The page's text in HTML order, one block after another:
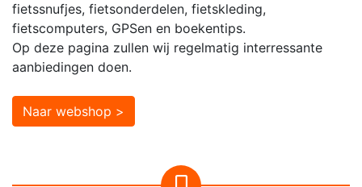
fietssnufjes, fietsonderdelen, fietskleding,
fietscomputers, GPSen en boekentips.
Op deze pagina zullen wij regelmatig interressante
aanbiedingen doen.
Naar webshop >